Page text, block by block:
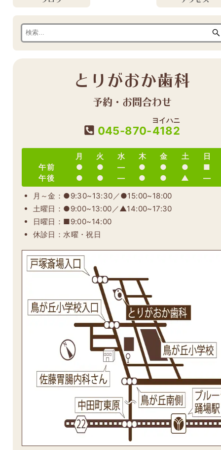
とりがおか歯科
予約・お問合わせ
045-870-4182
ヨイハニ
月 火 水 木 金 土
日
午前
● ● ― ● ● ●
■
午後
● ● ― ● ● ▲
―
月～金：●9:30~13:30／●15:00~18:00
土曜日：●9:00~13:00／▲14:00~17:30
日曜日：■9:00~14:00
休診日：水曜・祝日